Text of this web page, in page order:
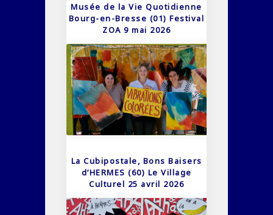
Musée de la Vie Quotidienne
Bourg-en-Bresse (01) Festival
ZOA 9 mai 2026
La Cubipostale, Bons Baisers
d’HERMES (60) Le Village
Culturel 25 avril 2026